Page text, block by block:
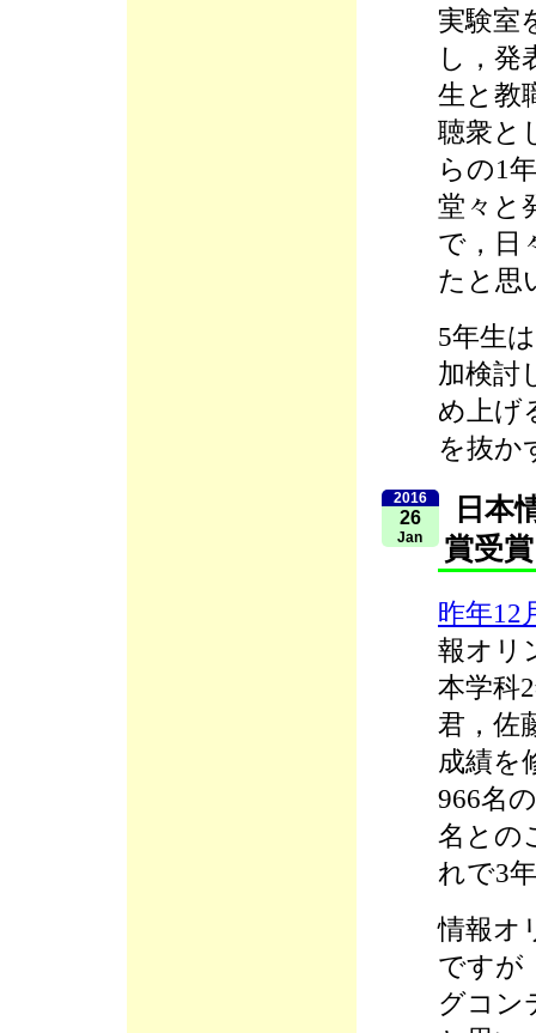
実験室
し，発
生と教
聴衆と
らの1
堂々と
で，日
たと思
5年生
加検討
め上げ
を抜か
2016
26
Jan
日本
賞受賞
昨年12
報オリ
本学科
君，佐
成績を
966名
名との
れで3
情報オ
ですが
グコン